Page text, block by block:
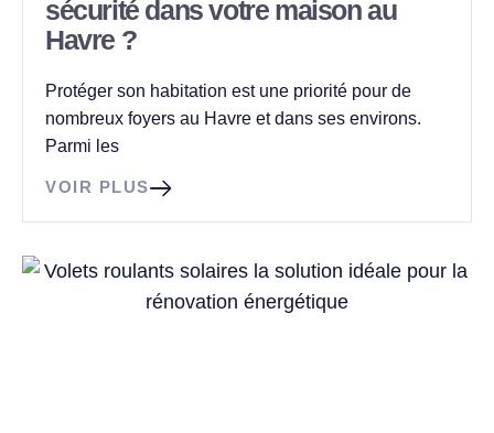
sécurité dans votre maison au
Havre ?
Protéger son habitation est une priorité pour de
nombreux foyers au Havre et dans ses environs.
Parmi les
VOIR PLUS